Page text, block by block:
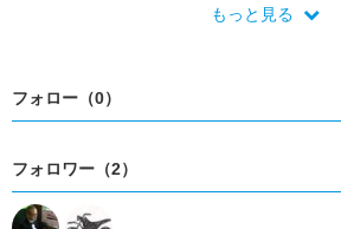
山口 徳島
もっと見る
フォロー（0）
フォロワー（2）